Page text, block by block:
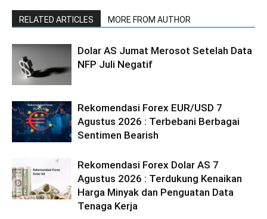
RELATED ARTICLES MORE FROM AUTHOR
Dolar AS Jumat Merosot Setelah Data
NFP Juli Negatif
Rekomendasi Forex EUR/USD 7
Agustus 2026 : Terbebani Berbagai
Sentimen Bearish
Rekomendasi Forex Dolar AS 7
Agustus 2026 : Terdukung Kenaikan
Harga Minyak dan Penguatan Data
Tenaga Kerja